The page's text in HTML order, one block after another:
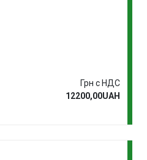
Грн с НДС
12200,00UAH